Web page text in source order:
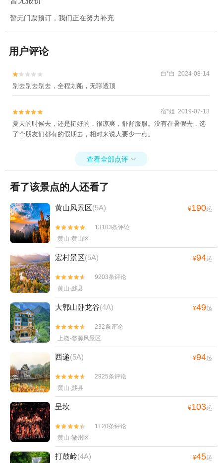
暂无门票预订，我们正在努力补充
用户评论

 白*白 2024-08-14
别去别去别去，全程划船，无聊透顶

 宿*姐 2019-07-13
夏天的时候去，还是挺好的，很凉爽，舒舒服服。没有在暑假去，选
了个朋友们都有的假期去，相对来说人要少一点。
查看全部点评 
看了该景点的人还看了
黄山风景区(5A) ¥190起


13103条评论
黄山·黄山区
宏村景区(5A) ¥94起


9203条评论
黄山·黟县
大鄣山卧龙谷(4A) ¥49起


232条评论
上饶·婺源风景区
西递(5A) ¥94起


2925条评论
黄山·黟县
呈坎 ¥103起


1120条评论
黄山·徽州区
打鼓岭(4A) ¥45起